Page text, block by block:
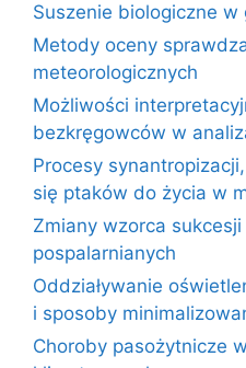
Suszenie biologiczne
Metody oceny
meteorologicznych
Możliwości
bezkręgowców w
Procesy
się ptaków do życia w
Zmiany wzorca
pospalarnianych
Oddziaływanie
i sposoby
Choroby pasożytnicze